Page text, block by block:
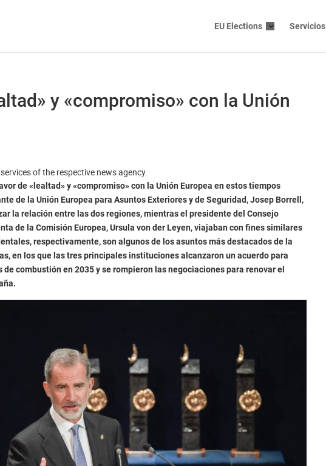
EU Elections Servicios
y «compromiso» con la Unión
of the respective news agency.
de «lealtad» y «compromiso» con la Unión Europea en estos tiempos
de la Unión Europea para Asuntos Exteriores y de Seguridad, Josep Borrell,
la relación entre las dos regiones, mientras el presidente del Consejo
de la Comisión Europea, Ursula von der Leyen, viajaban con fines similares
respectivamente, son algunos de los asuntos más destacados de la
en los que las tres principales instituciones alcanzaron un acuerdo para
combustión en 2035 y se rompieron las negociaciones para renovar el